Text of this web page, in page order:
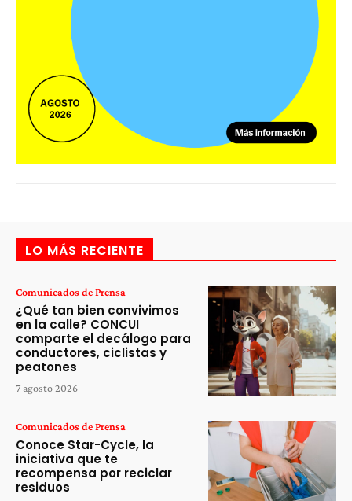
LO MÁS RECIENTE
Comunicados de Prensa
¿Qué tan bien convivimos
en la calle? CONCUI
comparte el decálogo para
conductores, ciclistas y
peatones
7 agosto 2026
Comunicados de Prensa
Conoce Star-Cycle, la
iniciativa que te
recompensa por reciclar
residuos